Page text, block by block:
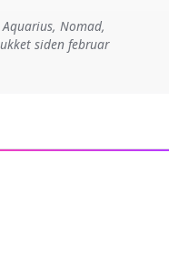
Nomad,
siden februar